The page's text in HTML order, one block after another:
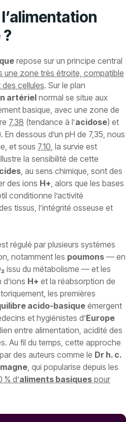
repose sur un principe central
une zone très étroite, compatible
cellules. Sur le plan
artériel normal se situe aux
basique, avec une zone de
7,38 (tendance à l’acidose) et
En dessous d’un pH de 7,35, nous
et sous 7,10 , la survie est
la sensibilité de cette
, au sens chimique, sont des
des ions H+ , alors que les bases
conditionne l’activité
tissus, l’intégrité osseuse et
régulé par plusieurs systèmes
notamment les poumons — en
issu du métabolisme — et les
d’ions H+ et la réabsorption de
les premières
acido-basique émergent
et hygiénistes d’Europe
entre alimentation, acidité des
Au fil du temps, cette approche
des auteurs comme le Dr h. c.
, qui popularise depuis les
% d’aliments basiques pour